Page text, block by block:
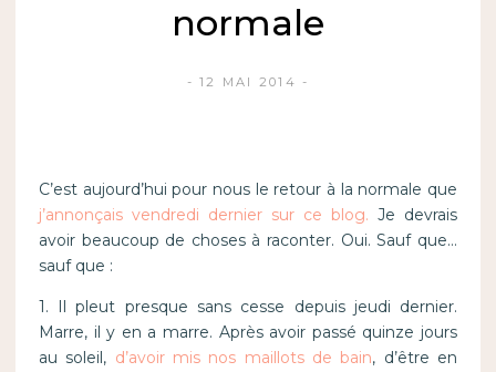
normale
12 MAI 2014
C’est aujourd’hui pour nous le retour à la normale que
j’annonçais vendredi dernier sur ce blog.Je devrais
avoir beaucoup de choses à raconter. Oui. Sauf que…
sauf que :
1. Il pleut presque sans cesse depuis jeudi dernier.
Marre, il y en a marre. Après avoir passé quinze jours
au soleil, d’avoir mis nos maillots de bain, d’être en